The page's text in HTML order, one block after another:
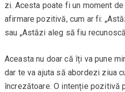
zi. Acesta poate fi un moment
afirmare pozitivă, cum ar fi:
sau „Astăzi aleg să fiu
Aceasta nu doar că îți va pune
dar te va ajuta să abordezi ziua
încrezătoare. O intenție pozitivă